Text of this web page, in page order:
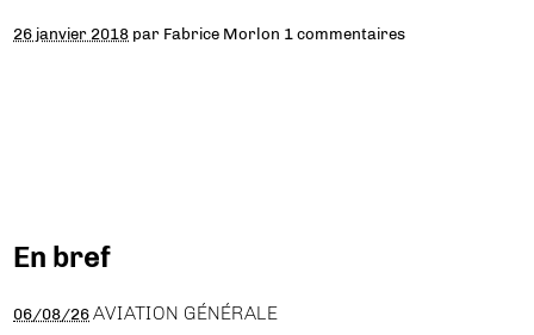
26 janvier 2018 par Fabrice Morlon 1 commentaires
En bref
06/08/26 AVIATION GÉNÉRALE